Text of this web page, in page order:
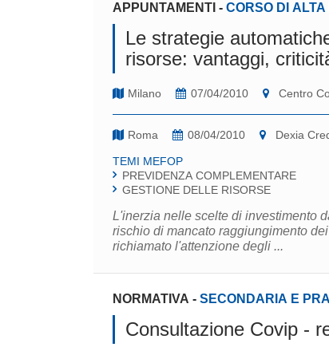
APPUNTAMENTI - CORSO DI
Le strategie
risorse: vantaggi,
Milano 07/04/2010 Centro
Roma 08/04/2010 Dexia
TEMI MEFOP
PREVIDENZA COMPLEMENTARE
GESTIONE DELLE RISORSE
L'inerzia nelle scelte di investimento
rischio di mancato raggiungimento
richiamato l'attenzione degli ...
NORMATIVA - SECONDARIA E
Consultazione Covip -